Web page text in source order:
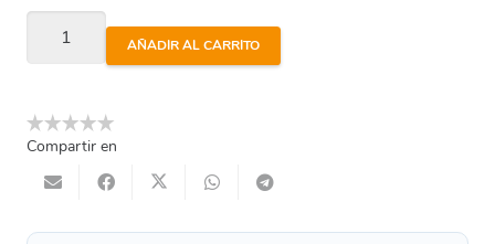
Entronque
Cobre
H-
Roscar
AÑADIR AL CARRITO
Compartir en